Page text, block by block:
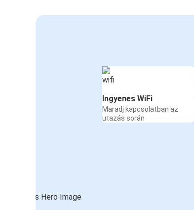
Ingyenes WiFi
Maradj kapcsolatban az
utazás során